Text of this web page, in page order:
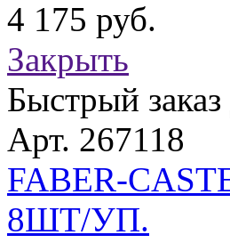
4 175 руб.
Закрыть
Быстрый
Арт. 267118
FABER-
8ШТ/УП.